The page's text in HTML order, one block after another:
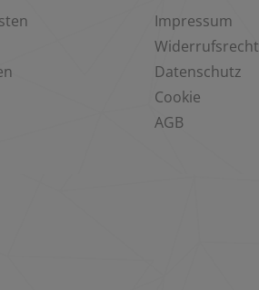
Impressum
Widerrufsrecht
Datenschutz
Cookie
AGB